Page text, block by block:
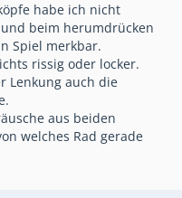
habe ich nicht
beim herumdrücken
Spiel merkbar.
rissig oder locker.
Lenkung auch die
aus beiden
welches Rad gerade